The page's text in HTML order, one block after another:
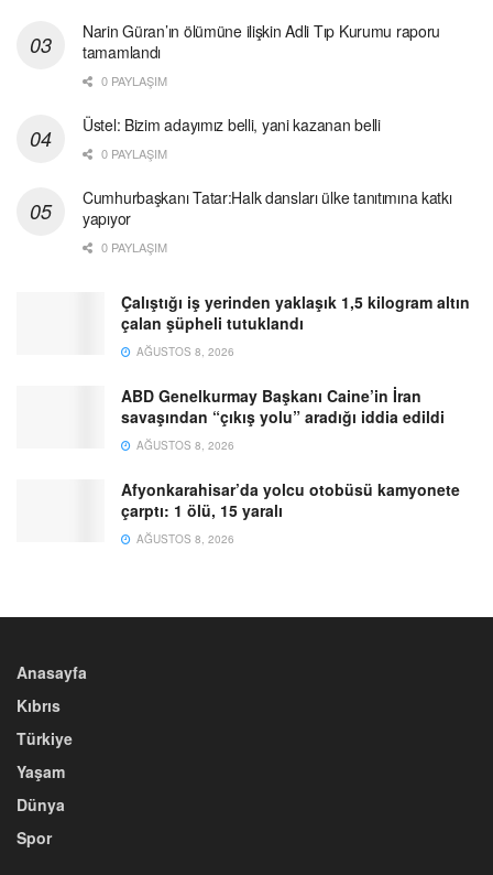
Narin Güran’ın ölümüne ilişkin Adli Tıp Kurumu raporu
tamamlandı
0 PAYLAŞIM
Üstel: Bizim adayımız belli, yani kazanan belli
0 PAYLAŞIM
Cumhurbaşkanı Tatar:Halk dansları ülke tanıtımına katkı
yapıyor
0 PAYLAŞIM
Çalıştığı iş yerinden yaklaşık 1,5 kilogram altın
çalan şüpheli tutuklandı
AĞUSTOS 8, 2026
ABD Genelkurmay Başkanı Caine’in İran
savaşından “çıkış yolu” aradığı iddia edildi
AĞUSTOS 8, 2026
Afyonkarahisar’da yolcu otobüsü kamyonete
çarptı: 1 ölü, 15 yaralı
AĞUSTOS 8, 2026
Anasayfa
Kıbrıs
Türkiye
Yaşam
Dünya
Spor